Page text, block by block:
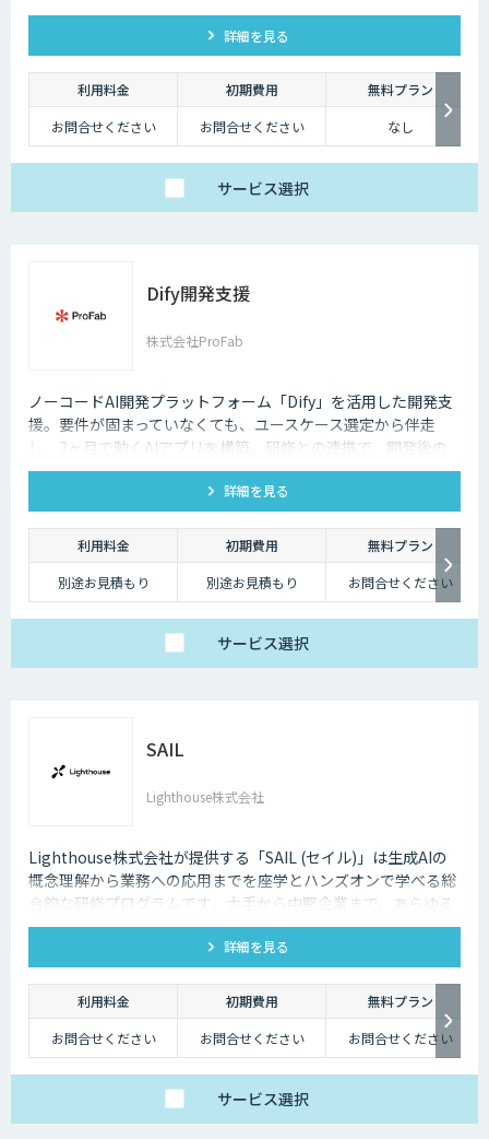
詳細を見る
利用料金 初期費用
無料プラン
お問合せください
お問合せください なし
サービス選択
Dify開発支援
株式会社ProFab
ノーコードAI開発プラットフォーム「Dify」を活用した開発支
援。要件が固まっていなくても、ユースケース選定から伴走
し、2ヶ月で動くAIアプリを構築。研修との連携で、開発後の
内製化・自走までサポートします。
詳細を見る
利用料金 初期費用
無料プラン
別途お見積もり
別途お見積もり お問合せください
サービス選択
SAIL
Lighthouse株式会社
Lighthouse株式会社が提供する「SAIL (セイル)」は生成AIの
概念理解から業務への応用までを座学とハンズオンで学べる総
合的な研修プログラムです。大手から中堅企業まで、あらゆる
業界・業種の企業様にご利用いただけます。
詳細を見る
利用料金 初期費用
無料プラン
お問合せください
お問合せください お問合せください
サービス選択